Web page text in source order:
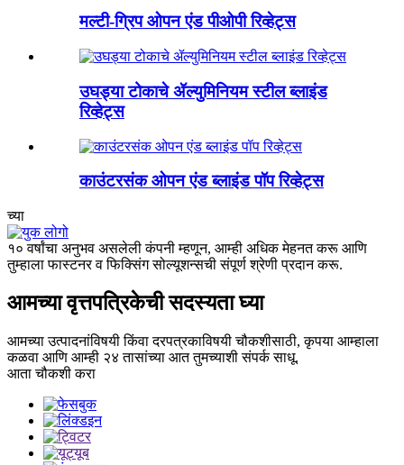
मल्टी-ग्रिप ओपन एंड पीओपी रिव्हेट्स
उघड्या टोकाचे ॲल्युमिनियम स्टील ब्लाइंड
रिव्हेट्स
काउंटरसंक ओपन एंड ब्लाइंड पॉप रिव्हेट्स
च्या
१० वर्षांचा अनुभव असलेली कंपनी म्हणून, आम्ही अधिक मेहनत करू आणि
तुम्हाला फास्टनर व फिक्सिंग सोल्यूशन्सची संपूर्ण श्रेणी प्रदान करू.
आमच्या वृत्तपत्रिकेची सदस्यता घ्या
आमच्या उत्पादनांविषयी किंवा दरपत्रकाविषयी चौकशीसाठी, कृपया आम्हाला
कळवा आणि आम्ही २४ तासांच्या आत तुमच्याशी संपर्क साधू.
आता चौकशी करा